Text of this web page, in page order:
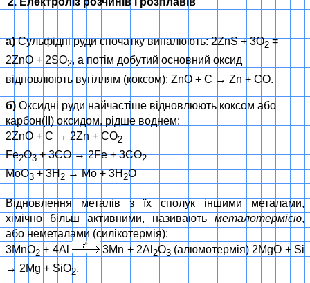
а)Сульфідні руди спочатку випалюють: 2ZnS + 3O2=
2ZnO + 2SO2, а потім добутий основний оксид
відновлюють вугіллям (коксом): ZnO + C → Zn + CO.
б) Оксидні руди найчастіше відновлюють коксом або
карбон(II) оксидом, рідше воднем:
2ZnO + C → 2Zn + CO2
Fe2O3+ 3CO → 2Fe + 3CO2
MoO3+ 3H2→ Mo + 3H2O
Відновлення металів з їх сполук іншими металами,
хімічно більш активними, називають металотермією,
або неметалами (силікотермія):
3MnO2 + 4Al 3Mn + 2Al 2O3(алюмотермія) 2MgO + Si
→ 2Mg + SiO2.